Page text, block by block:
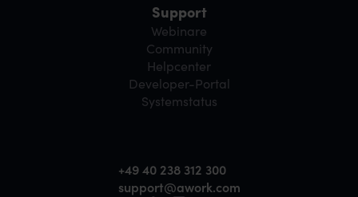
Support
Webinare
Community
Helpcenter
Developer-Portal
Systemstatus
+49 40 238 312 300
support@awork.com